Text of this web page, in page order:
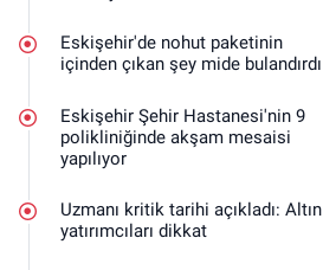
Eskişehir'de nohut paketinin
içinden çıkan şey mide bulandırdı
Eskişehir Şehir Hastanesi'nin 9
polikliniğinde akşam mesaisi
yapılıyor
Uzmanı kritik tarihi açıkladı: Altın
yatırımcıları dikkat